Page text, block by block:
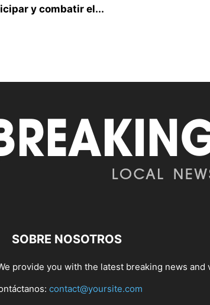
y combatir el...
SOBRE NOSOTROS
provide you with the latest breaking news
contact@yoursite.com